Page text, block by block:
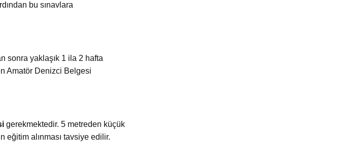
bu sınavlara
sonra yaklaşık 1 ila 2 hafta
Amatör Denizci Belgesi
gerekmektedir. 5 metreden küçük
alınması tavsiye edilir.